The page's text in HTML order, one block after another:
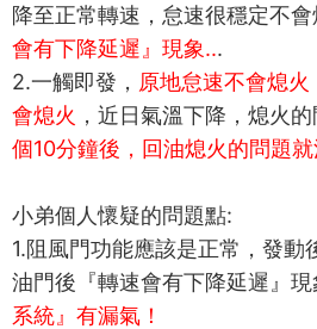
降至正常轉速，怠速很穩定不會
會有下降延遲』現象...
2.一觸即發， 原地怠速不會熄
會熄火 ，近日氣溫下降，熄火
個10分鐘後，回油熄火的問題
小弟個人懷疑的問題點:
1.阻風門功能應該是正常，發動
油門後『轉速會有下降延遲』
系統』有漏氣！